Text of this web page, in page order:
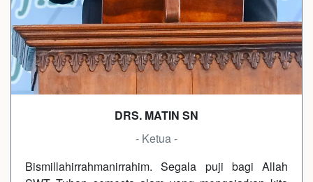
DRS. MATIN SN
- Ketua -
Bismillahirrahmanirrahim. Segala puji bagi Allah